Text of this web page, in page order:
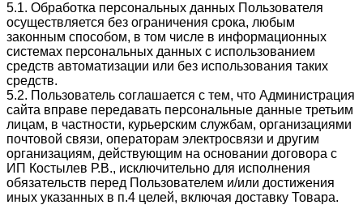
5.1. Обработка персональных данных Пользователя
осуществляется без ограничения срока, любым
законным способом, в том числе в информационных
системах персональных данных с использованием
средств автоматизации или без использования таких
средств.
5.2. Пользователь соглашается с тем, что Администрация
сайта вправе передавать персональные данные третьим
лицам, в частности, курьерским службам, организациями
почтовой связи, операторам электросвязи и другим
организациям, действующим на основании договора с
ИП Костылев Р.В., исключительно для исполнения
обязательств перед Пользователем и/или достижения
иных указанных в п.4 целей, включая доставку Товара.